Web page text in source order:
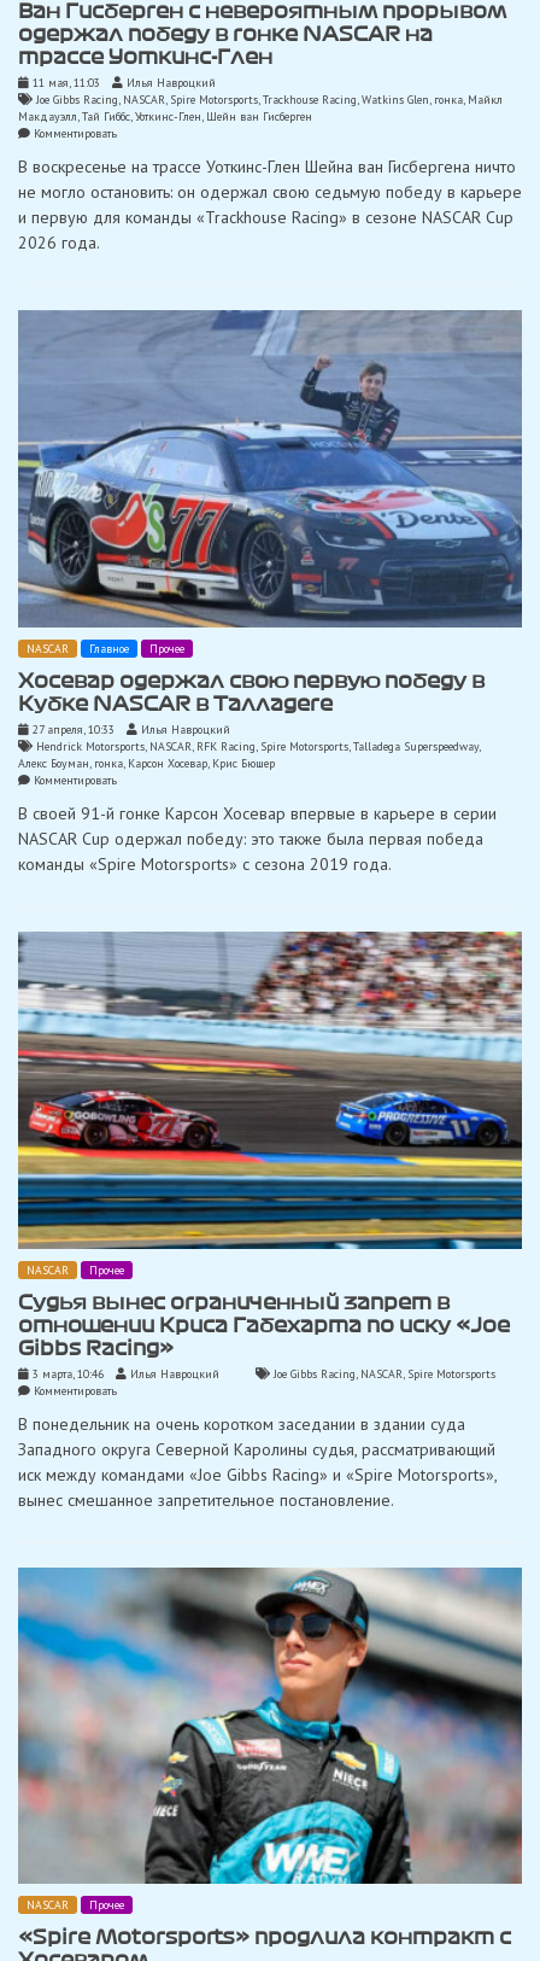
Ван Гисберген с невероятным прорывом
одержал победу в гонке NASCAR на
трассе Уоткинс-Глен
11 мая, 11:03
Илья Навроцкий
Joe Gibbs Racing, NASCAR, Spire Motorsports,Trackhouse Racing,Watkins Glen, гонка, Майкл
Макдауэлл,Тай Гиббс,Уоткинс-Глен, Шейн ван Гисберген
Комментироватьon
Гисберген
невероятным
прорывом
В воскресенье на трассе Уоткинс-Глен Шейна ван Гисбергена ничто
не могло остановить: он одержал свою седьмую победу в карьере
и первую для команды «Trackhouse Racing» в сезоне NASCAR Cup
2026 года.
NASCAR Главное Прочее
Хосевар одержал свою первую победу в
Кубке NASCAR в Талладеге
27 апреля, 10:33
Илья Навроцкий
Hendrick Motorsports, NASCAR, RFK Racing, Spire Motorsports,Talladega Superspeedway,
Алекс Боуман, гонка, Карсон Хосевар, Крис Бюшер
Комментироватьon
одержал
первую
победу
в
Талладеге
В своей 91-й гонке Карсон Хосевар впервые в карьере в серии
NASCAR Cup одержал победу: это также была первая победа
команды «Spire Motorsports» с сезона 2019 года.
NASCAR Прочее
Судья вынес ограниченный запрет в
отношении Криса Габехарта по иску «Joe
Gibbs Racing»
3 марта, 10:46 Илья Навроцкий Joe Gibbs Racing, NASCAR, Spire Motorsports
Комментироватьon
вынес
ограниченный
запрет
в
Криса
Gibbs
В понедельник на очень коротком заседании в здании суда
Западного округа Северной Каролины судья, рассматривающий
иск между командами «Joe Gibbs Racing» и «Spire Motorsports»,
вынес смешанное запретительное постановление.
NASCAR Прочее
«Spire Motorsports» продлила контракт с